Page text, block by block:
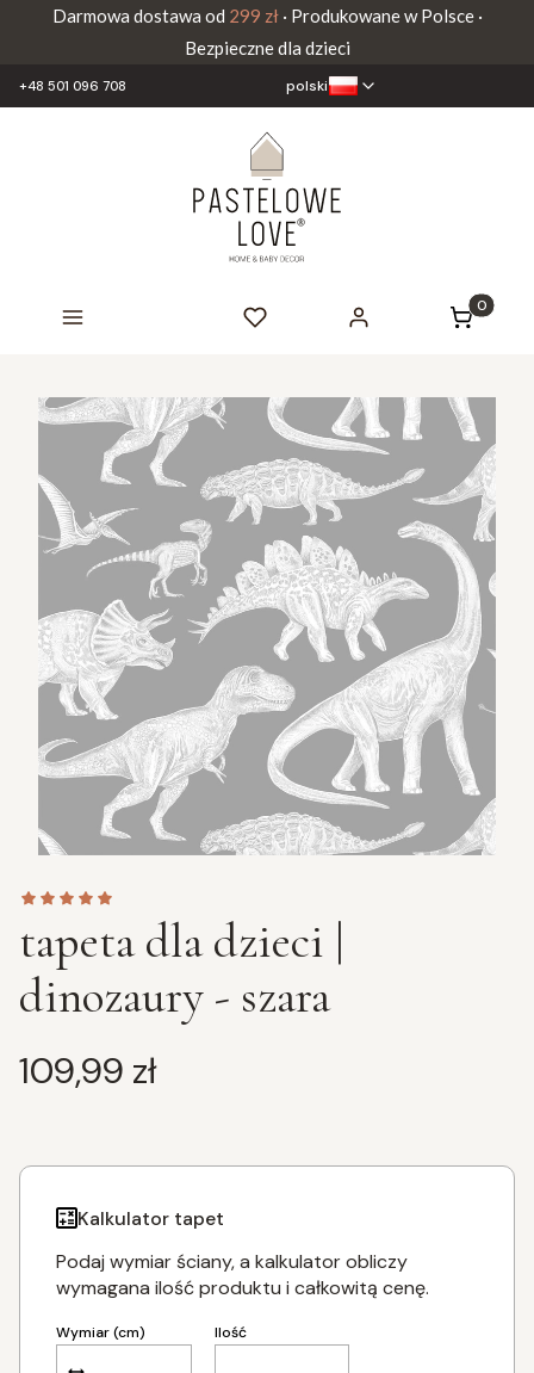
Darmowa dostawa od 299 zł· Produkowane w Polsce ·
Bezpieczne dla dzieci
+48 501 096 708 polski
Produkty
tapeta dla dzieci |
dinozaury - szara
Cena
109,99 zł
Kalkulator tapet
Podaj wymiar ściany, a kalkulator obliczy
wymagana ilość produktu i całkowitą cenę.
Wymiar (cm) Ilość